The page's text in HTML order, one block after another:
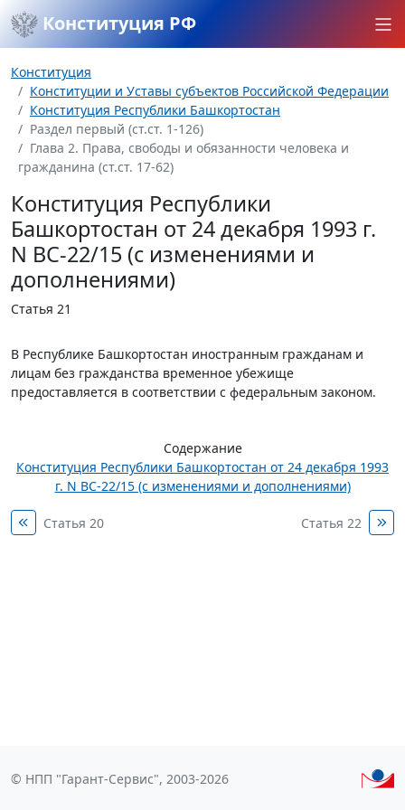
Конституция РФ
Конституция
Конституции и Уставы субъектов Российской Федерации
Конституция Республики Башкортостан
Раздел первый (ст.ст. 1-126)
Глава 2. Права, свободы и обязанности человека и
гражданина (ст.ст. 17-62)
Конституция Республики
Башкортостан от 24 декабря 1993 г.
N ВС-22/15 (с изменениями и
дополнениями)
Статья 21
В Республике Башкортостан иностранным гражданам и
лицам без гражданства временное убежище
предоставляется в соответствии с федеральным законом.
Содержание
Конституция Республики Башкортостан от 24 декабря 1993
г. N ВС-22/15 (с изменениями и дополнениями)
Статья 20 Статья 22
© НПП "Гарант-Сервис", 2003-2026